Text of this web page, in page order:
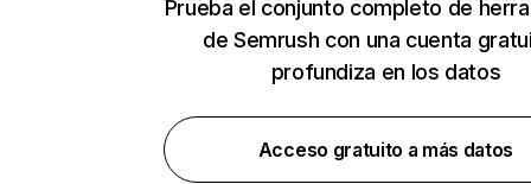
Prueba el conjunto completo de
de Semrush con una cuenta
profundiza en los datos
Acceso gratuito a más datos